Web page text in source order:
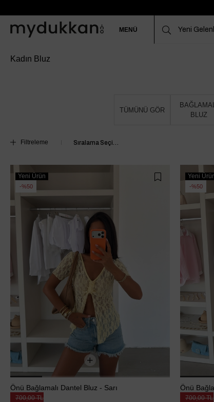
MENÜ
Kadın Bluz
TÜMÜNÜ GÖR
BLUZ
Filtreleme
Yeni Ürün
%50
Önü Bağlamalı Dantel Bluz - Sarı
700,00 TL
Yeni
%50
Önü
700,00 TL